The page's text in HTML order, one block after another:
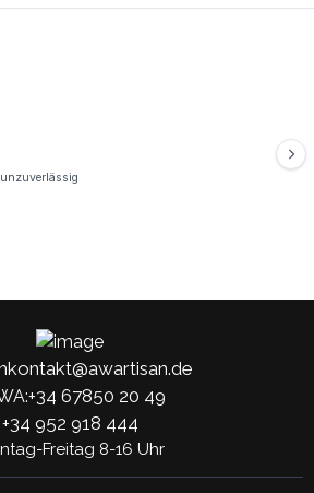
+34 67850 20 49
+34 952 918 444
Freitag 8-16 Uhr